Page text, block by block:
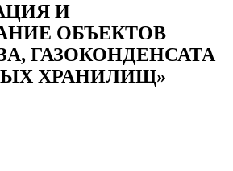
И
ОБЪЕКТОВ
ГАЗОКОНДЕНСАТА
ХРАНИЛИЩ»